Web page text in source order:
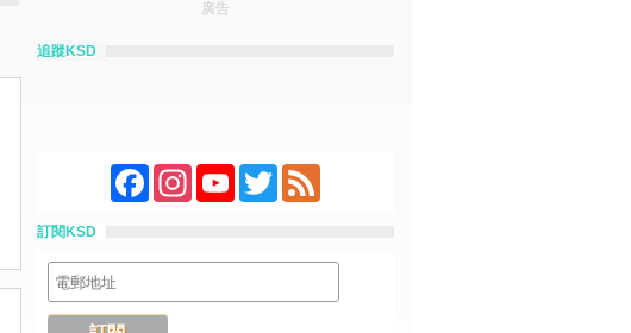
廣告
追蹤KSD
FacebookInstagramYouTubeTwitterFeed
訂閱KSD